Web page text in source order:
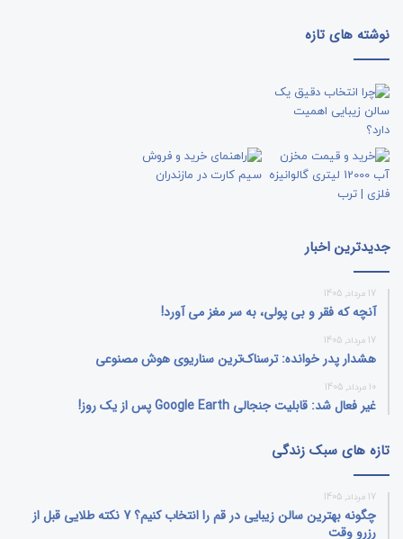
نوشته های تازه
جدیدترین اخبار
17 مرداد, 1405
آنچه که فقر و بی‌ پولی، به سر مغز می‌ آورد!
17 مرداد, 1405
هشدار پدر خوانده: ترسناک‌ترین سناریوی هوش مصنوعی
10 مرداد, 1405
غیر فعال شد: قابلیت جنجالی Google Earth پس از یک روز!
تازه های سبک زندگی
17 مرداد, 1405
چگونه بهترین سالن زیبایی در قم را انتخاب کنیم؟ 7 نکته طلایی قبل از
رزرو وقت